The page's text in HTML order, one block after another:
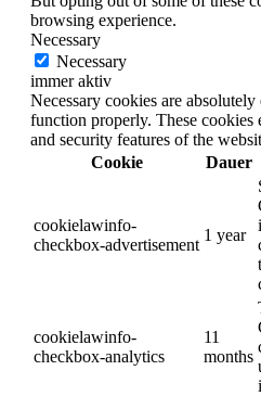
browsing experience.
Necessary
Necessary
immer aktiv
Necessary cookies are
function properly. These cookies
and security features of the
Cookie
Dauer
cookielawinfo-
checkbox-advertisement
1 year
cookielawinfo-
checkbox-analytics
11
months